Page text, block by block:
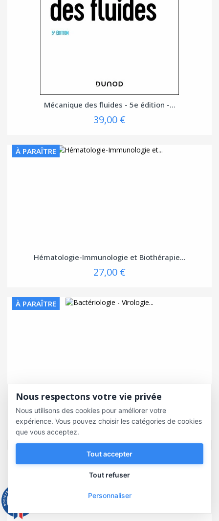
Mécanique des fluides - 5e édition -...
39,00 €
À PARAÎTRE
Hématologie-Immunologie et Biothérapie...
27,00 €
À PARAÎTRE
Bactériologie - Virologie 2026-2027 -...
27,00 €
Nous respectons votre vie privée
Nous utilisons des cookies pour améliorer votre
expérience. Vous pouvez choisir les catégories de cookies
que vous acceptez.
Tout accepter
Tout refuser
Personnaliser